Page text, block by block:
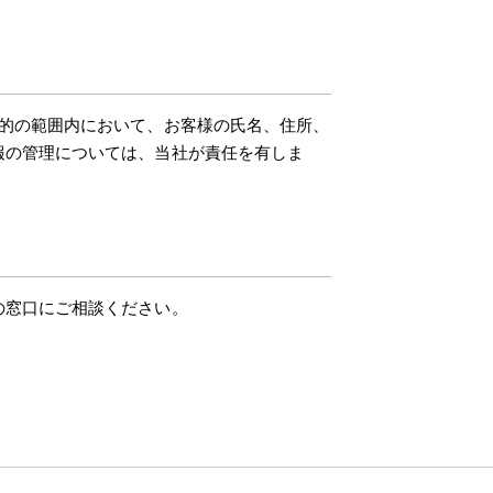
範囲内において、お客様の氏名、住所、
管理については、当社が責任を有しま
口にご相談ください。